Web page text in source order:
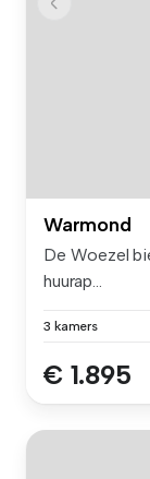
Warmond
De Woezel
huurap...
3 kamers
€ 1.895